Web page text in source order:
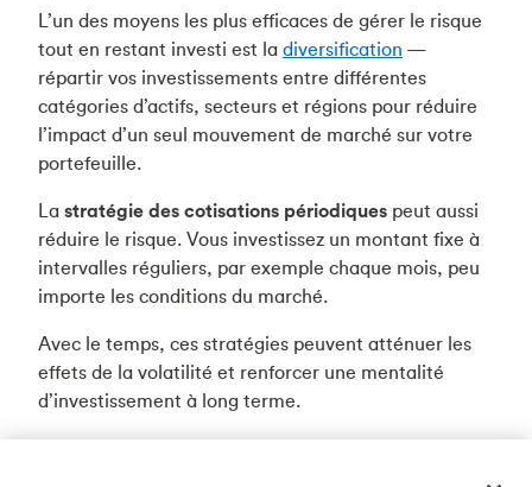
L’un des moyens les plus efficaces de gérer le risque
tout en restant investi est la diversification —
répartir vos investissements entre différentes
catégories d’actifs, secteurs et régions pour réduire
l’impact d’un seul mouvement de marché sur votre
portefeuille.
La stratégie des cotisations périodiques peut aussi
réduire le risque. Vous investissez un montant fixe à
intervalles réguliers, par exemple chaque mois, peu
importe les conditions du marché.
Avec le temps, ces stratégies peuvent atténuer les
effets de la volatilité et renforcer une mentalité
d’investissement à long terme.